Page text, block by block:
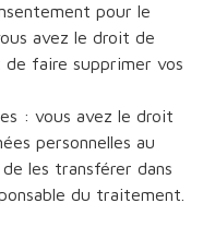
pour le
avez le droit de
faire supprimer vos
: vous avez le droit
personnelles au
les transférer dans
du traitement.